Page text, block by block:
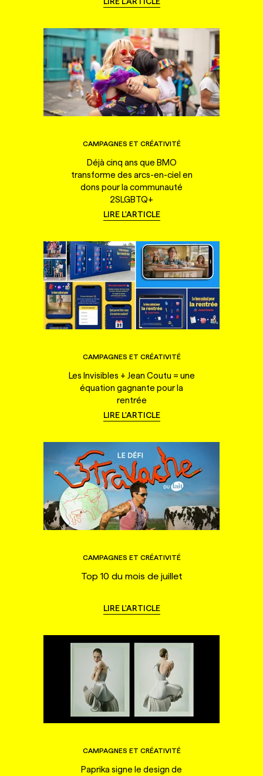
CAMPAGNES ET CRÉATIVITÉ
Déjà cinq ans que BMO
transforme des arcs-en-ciel en
dons pour la communauté
2SLGBTQ+
LIRE L'ARTICLE
CAMPAGNES ET CRÉATIVITÉ
Les Invisibles + Jean Coutu = une
équation gagnante pour la
rentrée
LIRE L'ARTICLE
CAMPAGNES ET CRÉATIVITÉ
Top 10 du mois de juillet
LIRE L'ARTICLE
CAMPAGNES ET CRÉATIVITÉ
Paprika signe le design de